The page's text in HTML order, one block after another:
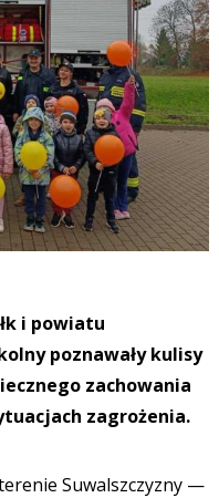
i powiatu
poznawały kulisy
zachowania
zagrożenia.
Suwalszczyzny —